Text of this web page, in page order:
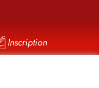
Inscription